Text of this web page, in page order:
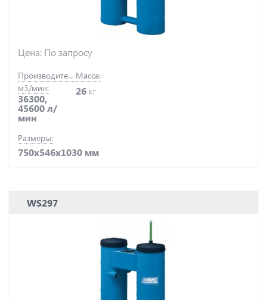
Цена: По запросу
Производительность,
м3/мин:
36300,
45600 л/
мин
Масса:
26 кг
Размеры:
750х546х1030 мм
WS297